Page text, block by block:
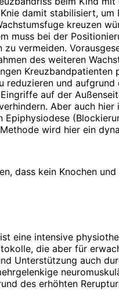
damit stabilisiert,
kreuzen
muss bei der
vermeiden.
des weiteren
reduzieren und
auf der
Aber auch
wird hier ein
dass kein Knochen
eine intensive
die aber für
Unterstützung auch
des erhöhten